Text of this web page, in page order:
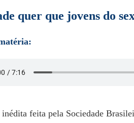
quer que jovens do
inédita feita pela Sociedade